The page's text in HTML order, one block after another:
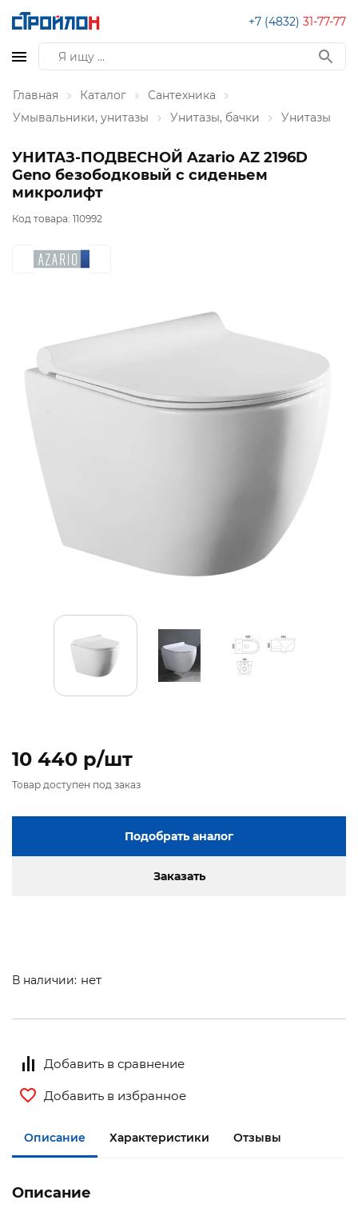
+7 (4832) 31-77-77
Главная Каталог
Сантехника
Умывальники, унитазы
Унитазы, бачки Унитазы
УНИТАЗ-ПОДВЕСНОЙ Azario AZ 2196D
Geno безободковый с сиденьем
микролифт
Код товара: 110992
10 440 p/шт
Товар доступен под заказ
Подобрать аналог
Заказать
В наличии: нет
Добавить в сравнение
Добавить в избранное
Описание Характеристики Отзывы
Описание